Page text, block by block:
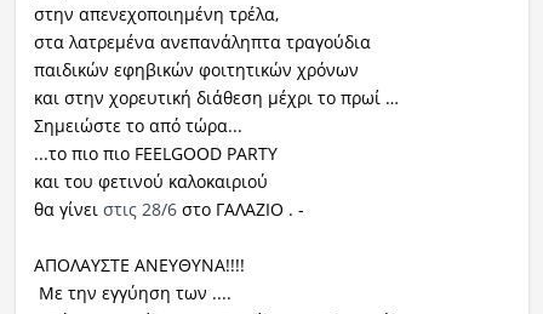
στην απενεχοποιημένη τρέλα,
στα λατρεμένα ανεπανάληπτα τραγούδια
παιδικών εφηβικών φοιτητικών χρόνων
και στην χορευτική διάθεση μέχρι το πρωί …
Σημειώστε το από τώρα...
...το πιο πιο FEELGOOD PARTY
και του φετινού καλοκαιριού
θα γίνει στις 28/6στο ΓΑΛΑΖΙΟ . -
ΑΠΟΛΑΥΣΤΕ ΑΝΕΥΘΥΝΑ!!!!
Με την εγγύηση των ....